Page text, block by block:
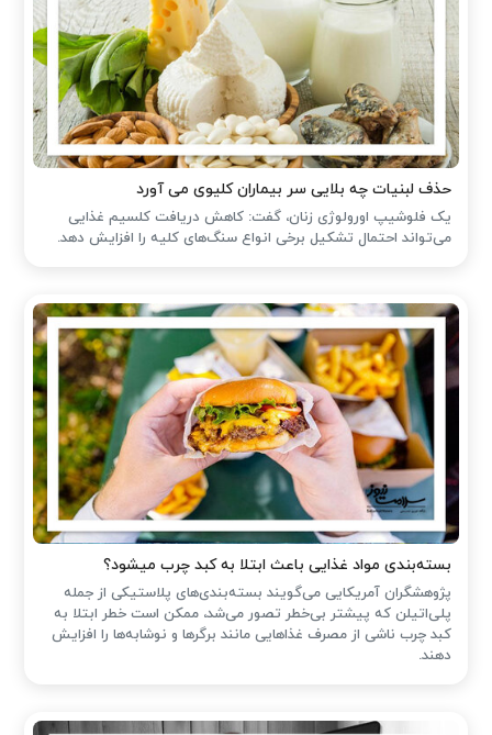
حذف لبنیات چه بلایی سر بیماران کلیوی می آورد
یک فلوشیپ اورولوژی زنان، گفت: کاهش دریافت کلسیم غذایی
می‌تواند احتمال تشکیل برخی انواع سنگ‌های کلیه را افزایش دهد.
بسته‌بندی مواد غذایی باعث ابتلا به کبد چرب میشود؟
پژوهشگران آمریکایی می‌گویند بسته‌بندی‌های پلاستیکی از جمله
پلی‌اتیلن که پیشتر بی‌خطر تصور می‌شد، ممکن است خطر ابتلا به
کبد چرب ناشی از مصرف غذاهایی مانند برگرها و نوشابه‌ها را افزایش
دهند.